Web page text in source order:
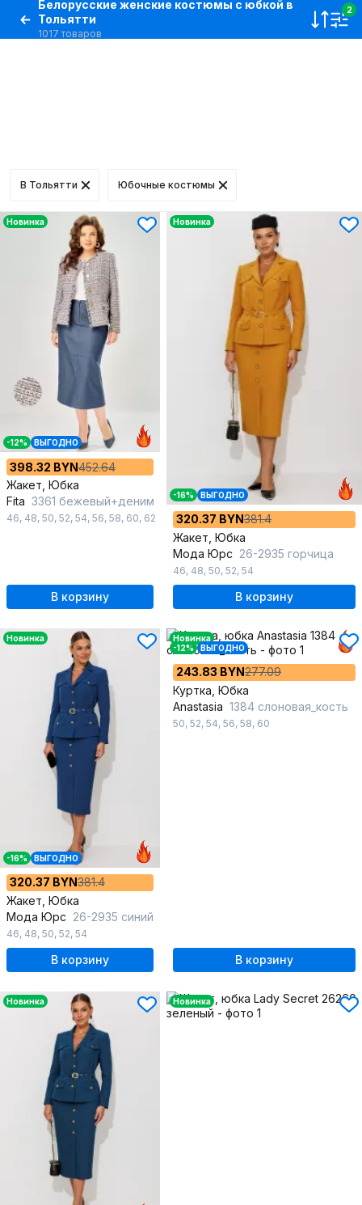
Белорусские женские костюмы с юбкой в
Тольятти
1017 товаров
2
В Тольятти Юбочные костюмы
Новинка
-12% ВЫГОДНО
398.32 BYN452.64
Жакет, Юбка
Fita 3361 бежевый+деним
46, 48, 50, 52, 54, 56, 58, 60, 62
В корзину
Новинка
-16% ВЫГОДНО
320.37 BYN381.4
Жакет, Юбка
Мода Юрс 26-2935 горчица
46, 48, 50, 52, 54
В корзину
Новинка
-16% ВЫГОДНО
320.37 BYN381.4
Жакет, Юбка
Мода Юрс 26-2935 синий
46, 48, 50, 52, 54
В корзину
Новинка
-12%
ВЫГОДНО
243.83 BYN277.09
Куртка, Юбка
Anastasia 1384 слоновая_кость
50, 52, 54, 56, 58, 60
В корзину
Новинка Новинка